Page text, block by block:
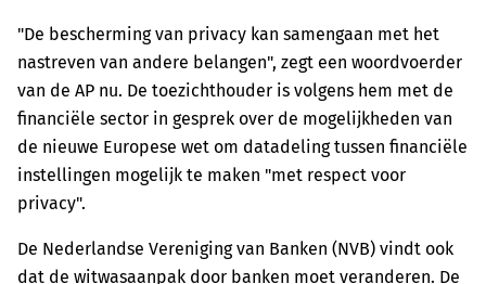
"De bescherming van privacy kan samengaan met het
nastreven van andere belangen", zegt een woordvoerder
van de AP nu. De toezichthouder is volgens hem met de
financiële sector in gesprek over de mogelijkheden van
de nieuwe Europese wet om datadeling tussen financiële
instellingen mogelijk te maken "met respect voor
privacy".
De Nederlandse Vereniging van Banken (NVB) vindt ook
dat de witwasaanpak door banken moet veranderen. De